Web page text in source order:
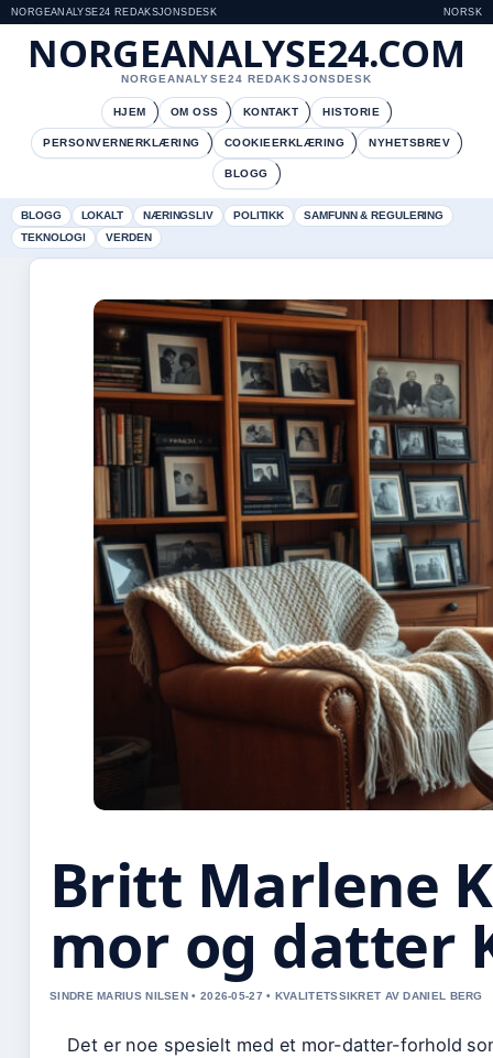
NORGEANALYSE24 REDAKSJONSDESK NORSK
NORGEANALYSE24.COM
NORGEANALYSE24 REDAKSJONSDESK
HJEM OM OSS KONTAKT HISTORIE
PERSONVERNERKLÆRING COOKIEERKLÆRING NYHETSBREV
BLOGG
BLOGG LOKALT NÆRINGSLIV POLITIKK
SAMFUNN & REGULERING
TEKNOLOGI
VERDEN
Britt Marlene
mor og datter
SINDRE MARIUS NILSEN • 2026-05-27 • KVALITETSSIKRET AV DANIEL BERG
Det er noe spesielt med et mor-datter-forhold